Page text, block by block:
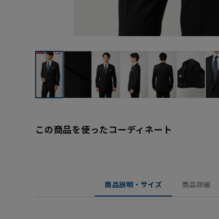
この商品を使ったコーディネート
商品説明・サイズ 商品詳細